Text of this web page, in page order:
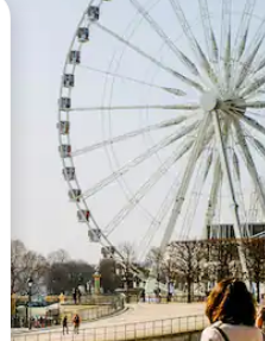
de flecha hacia arriba y